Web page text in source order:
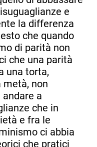
e
la differenza
che quando
di parità non
che una parità
una torta,
non
a
che in
e fra le
ci abbia
che pratici